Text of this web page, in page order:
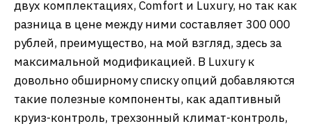
двух комплектациях, Comfort и Luxury, но так как
разница в цене между ними составляет 300 000
рублей, преимущество, на мой взгляд, здесь за
максимальной модификацией. В Luxury к
довольно обширному списку опций добавляются
такие полезные компоненты, как адаптивный
круиз-контроль, трехзонный климат-контроль,